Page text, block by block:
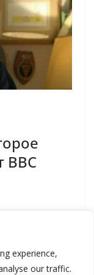
experience,
our traffic.
BBC